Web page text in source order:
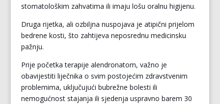
stomatološkim zahvatima ili imaju lošu oralnu higijenu.
Druga rijetka, ali ozbiljna nuspojava je atipični prijelom
bedrene kosti, što zahtijeva neposrednu medicinsku
pažnju.
Prije početka terapije alendronatom, važno je
obavijestiti liječnika o svim postojećim zdravstvenim
problemima, uključujući bubrežne bolesti ili
nemogućnost stajanja ili sjedenja uspravno barem 30